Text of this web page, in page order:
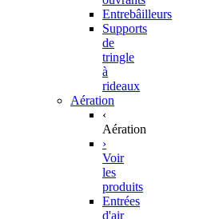
Entrebâilleurs
Supports
de
tringle
à
rideaux
Aération
‹
Aération
›
Voir
les
produits
Entrées
d'air